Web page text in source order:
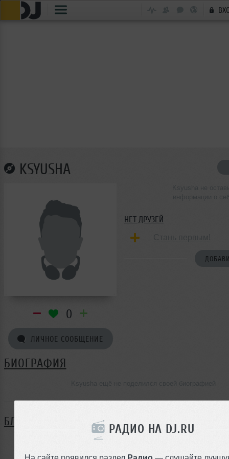
РАДИО НА DJ.RU
На сайте появился раздел Радио — слушайте
KSYUSHA
0
ЛИЧНОЕ СООБЩЕНИЕ
НЕТ ДРУЗЕЙ
БИОГРАФИЯ
БЛОГ